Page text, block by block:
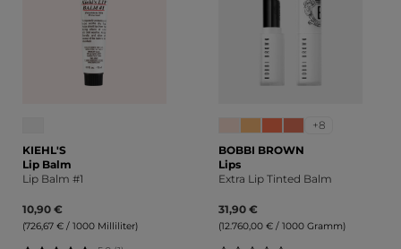
KIEHL'S
Lip Balm
Lip Balm #1
10,90 €
(726,67 € / 1000 Milliliter)
+8
BOBBI BROWN
Lips
Extra Lip Tinted Balm
31,90 €
(12.760,00 € / 1000 Gramm)